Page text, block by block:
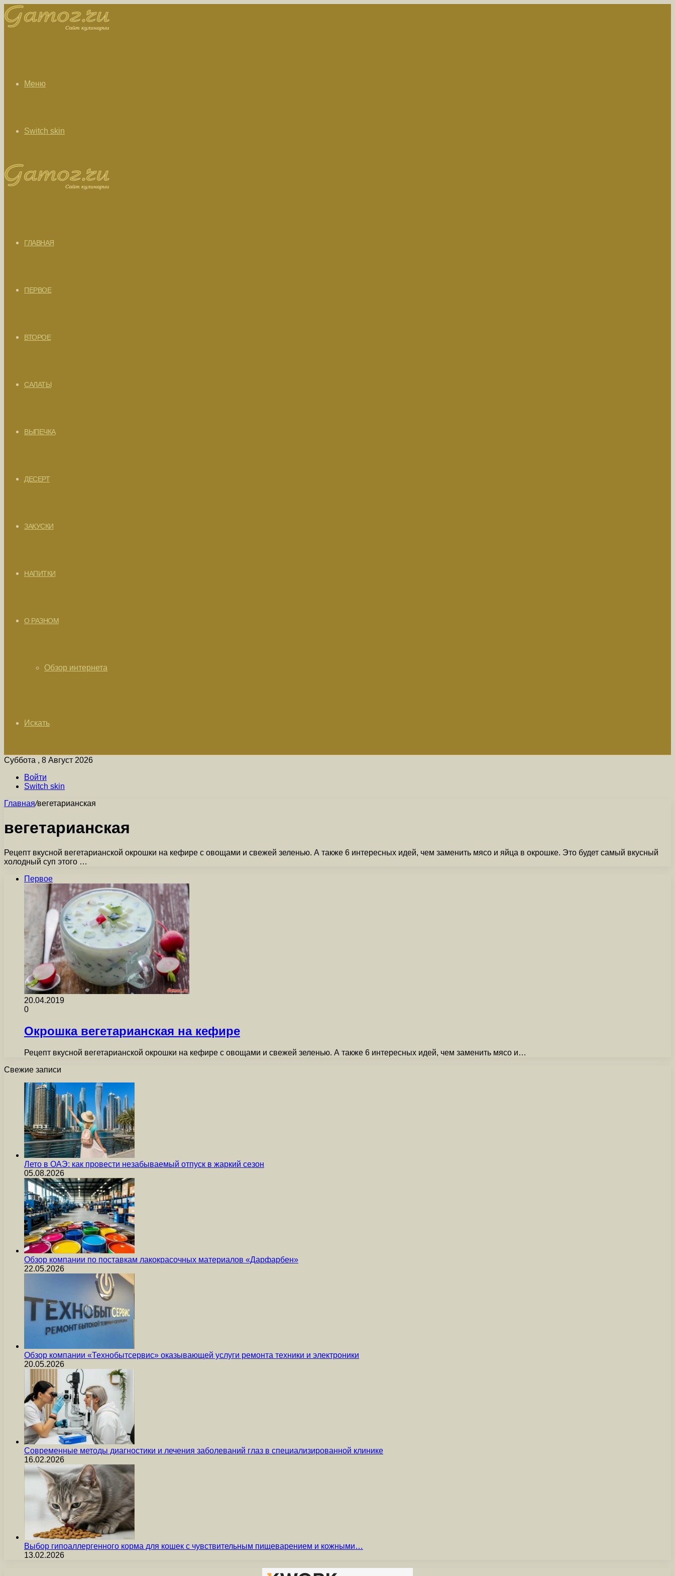
Меню
Switch skin
ГЛАВНАЯ
ПЕРВОЕ
ВТОРОЕ
САЛАТЫ
ВЫПЕЧКА
ДЕСЕРТ
ЗАКУСКИ
НАПИТКИ
О РАЗНОМ
Обзор интернета
Искать
Суббота , 8 Август 2026
Войти
Switch skin
Главная/вегетарианская
вегетарианская
Рецепт вкусной вегетарианской окрошки на кефире с овощами и свежей зеленью. А также 6 интересных идей, чем заменить мясо и яйца в окрошке. Это будет самый вкусный
холодный суп этого …
Первое
20.04.2019
0
Окрошка вегетарианская на кефире
Рецепт вкусной вегетарианской окрошки на кефире с овощами и свежей зеленью. А также 6 интересных идей, чем заменить мясо и…
Свежие записи
Лето в ОАЭ: как провести незабываемый отпуск в жаркий сезон
05.08.2026
Обзор компании по поставкам лакокрасочных материалов «Дарфарбен»
22.05.2026
Обзор компании «Технобытсервис» оказывающей услуги ремонта техники и электроники
20.05.2026
Современные методы диагностики и лечения заболеваний глаз в специализированной клинике
16.02.2026
Выбор гипоаллергенного корма для кошек с чувствительным пищеварением и кожными…
13.02.2026